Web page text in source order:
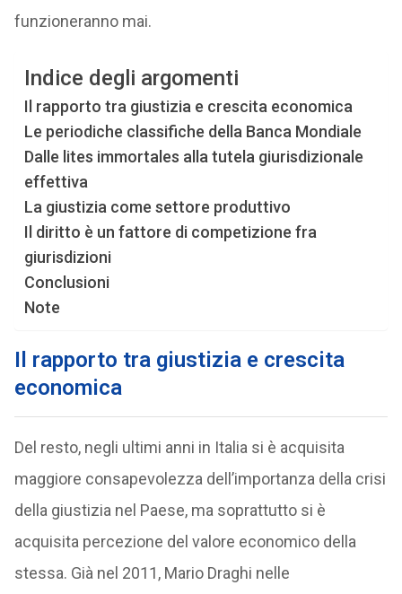
funzioneranno mai.
Indice degli argomenti
Il rapporto tra giustizia e crescita economica
Le periodiche classifiche della Banca Mondiale
Dalle lites immortales alla tutela giurisdizionale
effettiva
La giustizia come settore produttivo
Il diritto è un fattore di competizione fra
giurisdizioni
Conclusioni
Note
Il rapporto tra giustizia e crescita
economica
Del resto, negli ultimi anni in Italia si è acquisita
maggiore consapevolezza dell’importanza della crisi
della giustizia nel Paese, ma soprattutto si è
acquisita percezione del valore economico della
stessa. Già nel 2011, Mario Draghi nelle